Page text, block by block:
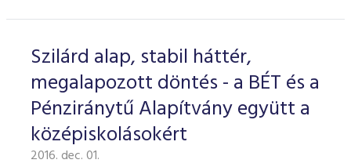
Szilárd alap, stabil háttér,
megalapozott döntés - a BÉT és a
Pénziránytű Alapítvány együtt a
középiskolásokért
2016. dec. 01.